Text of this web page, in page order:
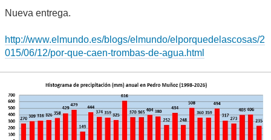
Nueva entrega.
http://www.elmundo.es/blogs/elmundo/elporquedelascosas/2
015/06/12/por-que-caen-trombas-de-agua.html